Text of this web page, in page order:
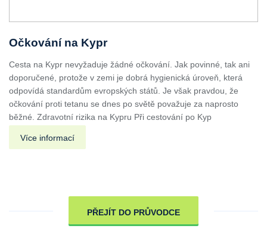
Očkování na Kypr
Cesta na Kypr nevyžaduje žádné očkování. Jak povinné, tak ani
doporučené, protože v zemi je dobrá hygienická úroveň, která
odpovídá standardům evropských států. Je však pravdou, že
očkování proti tetanu se dnes po světě považuje za naprosto
běžné. Zdravotní rizika na Kypru Při cestování po Kyp
Více informací
PŘEJÍT DO PRŮVODCE